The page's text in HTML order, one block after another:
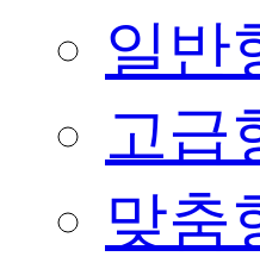
일반
고급
맞춤